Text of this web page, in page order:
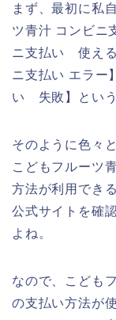
まず、最初に私
ツ青汁 コンビニ
ニ支払い 使え
ニ支払い エラー
い 失敗】という
そのように色々
こどもフルーツ
方法が利用でき
公式サイトを確
よね。
なので、こども
の支払い方法が